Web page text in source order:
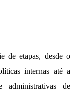
de etapas, desde o
internas até a
administrativas de